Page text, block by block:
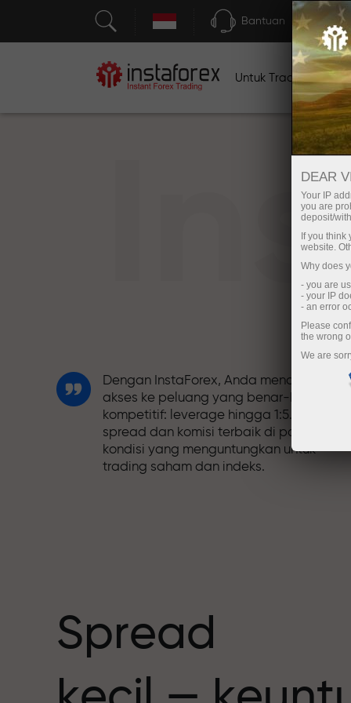
Bantuan
Untuk Traders
Dengan InstaForex, Anda mendapatkan
akses ke peluang yang benar-benar
kompetitif: leverage hingga 1:5.000,
spread dan komisi terbaik di pasar, dan
kondisi yang menguntungkan untuk
trading saham dan indeks.
nilai yang sama. Aleš Loprais
menghadirkan unsur-unsur kecepatan
Spread
DEAR
Your IP
you are
deposit/
If you
website.
Why does
- you are
- your IP
- an error
Please
the wrong
We are